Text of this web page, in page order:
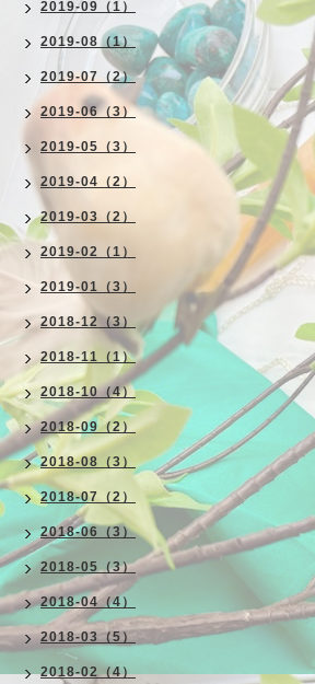
2019-09（1）
2019-08（1）
2019-07（2）
2019-06（3）
2019-05（3）
2019-04（2）
2019-03（2）
2019-02（1）
2019-01（3）
2018-12（3）
2018-11（1）
2018-10（4）
2018-09（2）
2018-08（3）
2018-07（2）
2018-06（3）
2018-05（3）
2018-04（4）
2018-03（5）
2018-02（4）